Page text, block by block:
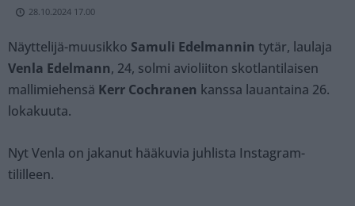
28.10.2024 17.00
Näyttelijä-muusikko Samuli Edelmannin tytär, laulaja
Venla Edelmann, 24, solmi avioliiton skotlantilaisen
mallimiehensä Kerr Cochranen kanssa lauantaina 26.
lokakuuta.
Nyt Venla on jakanut hääkuvia juhlista Instagram-
tililleen.